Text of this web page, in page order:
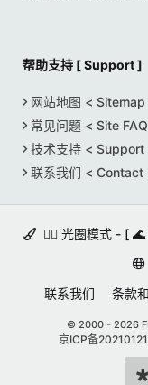
帮助支持 [ Support ]
网站地图 < Sitemap
常见问题 < Site
技术支持 < Support
联系我们 < Contact
🚵‍♀️ 光圈模式 - [
联系我们
条款
© 2000 - 2026
京ICP备